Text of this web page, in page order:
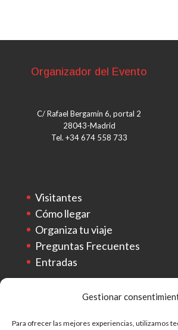
Gestionar
Para ofrecer las mejores experiencias, utilizamos
Organizador del Evento
C/ Rafael Bergamín 6, portal 2
28043-Madrid
Tel. +34 674 558 733
Visitantes
Cómo llegar
Organiza tu viaje
Preguntas Frecuentes
Entradas
Actividades
Expositores